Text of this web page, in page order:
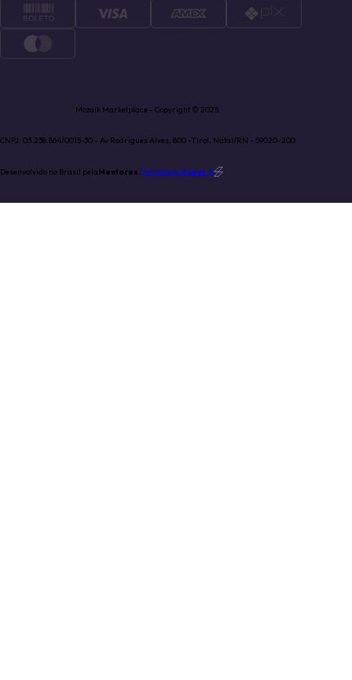
Mozaik Marketplace - Copyright © 2025.
CNPJ: 03.238.864/0015-30 - Av Rodrigues Alves, 800 -Tirol, Natal/RN - 59020-200
Desenvolvido no Brasil pelaMentores.Tecnologia Super 1.